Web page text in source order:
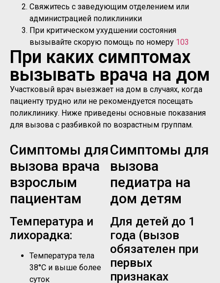
Свяжитесь с заведующим отделением или
администрацией поликлиники
При критическом ухудшении состояния
вызывайте скорую помощь по номеру 103
При каких симптомах
вызывать врача на дом
Участковый врач выезжает на дом в случаях, когда
пациенту трудно или не рекомендуется посещать
поликлинику. Ниже приведены основные показания
для вызова с разбивкой по возрастным группам.
Симптомы для
вызова врача
взрослым
пациентам
Температура и
лихорадка:
Температура тела
38°C и выше более
суток
Симптомы для
вызова
педиатра на
дом детям
Для детей до 1
года (вызов
обязателен при
первых
признаках